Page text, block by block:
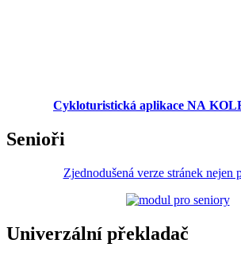
Cykloturistická aplikace NA
Senioři
Zjednodušená verze stránek nejen
Univerzální překladač